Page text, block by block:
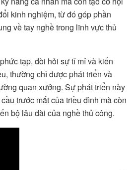
kinh nghiệm, từ đó góp phần
về tay nghề trong lĩnh vực thủ
tạp, đòi hỏi sự tỉ mỉ và kiến
thường chỉ được phát triển và
quan xưởng. Sự phát triển này
trước mắt của triều đình mà còn
bộ lâu dài của nghề thủ công.